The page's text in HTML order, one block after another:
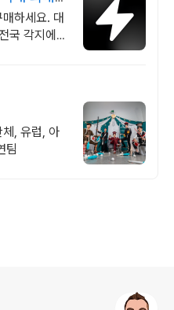
하세요. 대
국 각지에서
, 유럽, 아
팀